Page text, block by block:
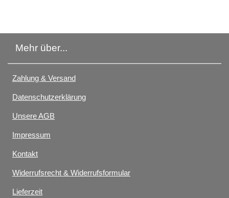
Mehr über...
Zahlung & Versand
Datenschutzerklärung
Unsere AGB
Impressum
Kontakt
Widerrufsrecht & Widerrufsformular
Lieferzeit